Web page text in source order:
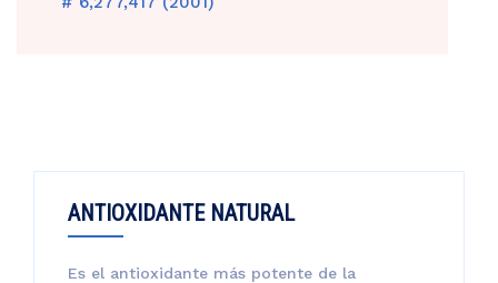
ANTIOXIDANTE NATURAL
Es el antioxidante más potente de la